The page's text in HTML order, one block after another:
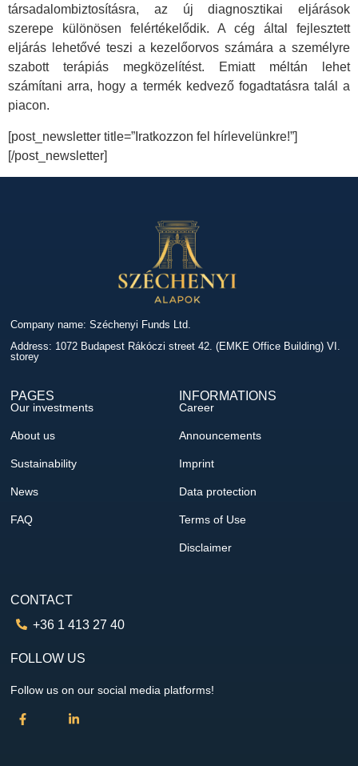
társadalombiztosításra, az új diagnosztikai eljárások
szerepe különösen felértékelődik. A cég által fejlesztett
eljárás lehetővé teszi a kezelőorvos számára a személyre
szabott terápiás megközelítést. Emiatt méltán lehet
számítani arra, hogy a termék kedvező fogadtatásra talál a
piacon.
[post_newsletter title=”Iratkozzon fel hírlevelünkre!”]
[/post_newsletter]
Company name: Széchenyi Funds Ltd.
Address: 1072 Budapest Rákóczi street 42. (EMKE Office Building) VI.
storey
PAGES
Our investments
About us
Sustainability
News
FAQ
INFORMATIONS
Career
Announcements
Imprint
Data protection
Terms of Use
Disclaimer
CONTACT
+36 1 413 27 40
FOLLOW US
Follow us on our social media platforms!